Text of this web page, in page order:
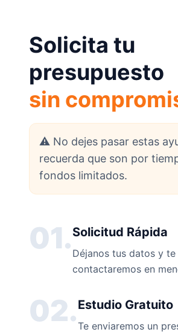
Solicita tu
presupuesto
sin
⚠️ No dejes pasar estas
recuerda que son por
fondos limitados.
01.Solicitud Rápida
Déjanos tus datos y te
contactaremos en
02.Estudio Gratuito
Te enviaremos un